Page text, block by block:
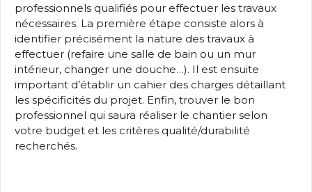
professionnels qualifiés pour effectuer les travaux
nécessaires. La première étape consiste alors à
identifier précisément la nature des travaux à
effectuer (refaire une salle de bain ou un mur
intérieur, changer une douche…). Il est ensuite
important d’établir un cahier des charges détaillant
les spécificités du projet. Enfin, trouver le bon
professionnel qui saura réaliser le chantier selon
votre budget et les critères qualité/durabilité
recherchés.